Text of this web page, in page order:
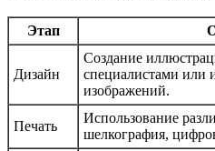
Этап
Дизайн
Создание
специалистами или
изображений.
Печать
Использование
шелкография,